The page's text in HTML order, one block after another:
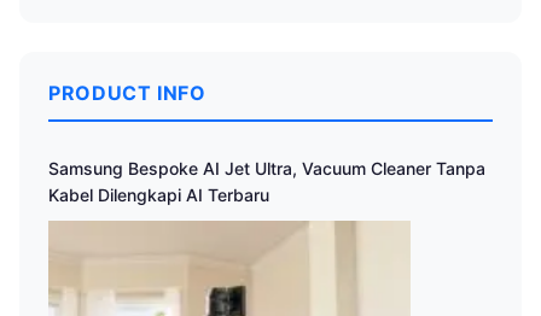
PRODUCT INFO
Samsung Bespoke AI Jet Ultra, Vacuum Cleaner Tanpa
Kabel Dilengkapi AI Terbaru